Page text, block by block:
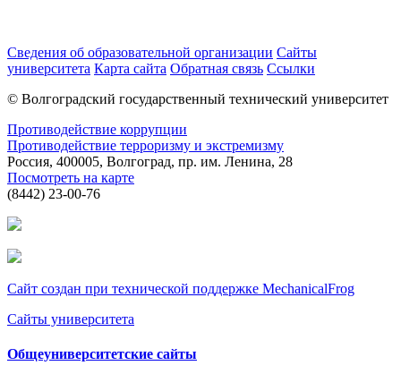
Сведения об образовательной организации Сайты
университета Карта сайта Обратная связь Ссылки
© Волгоградский государственный технический университет
Противодействие коррупции
Противодействие терроризму и экстремизму
Россия, 400005, Волгоград, пр. им. Ленина, 28
Посмотреть на карте
(8442) 23-00-76
Сайт создан при технической поддержке MechanicalFrog
Сайты университета
Общеуниверситетские сайты